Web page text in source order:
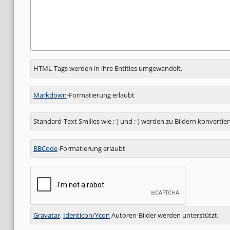
Antwort
zu
HTML-Tags werden in ihre Entities umgewandelt.
Markdown-Formatierung erlaubt
Standard-Text Smilies wie :-) und ;-) werden zu Bildern
BBCode-Formatierung erlaubt
Gravatar, Identicon/Ycon Autoren-Bilder werden unterstützt.